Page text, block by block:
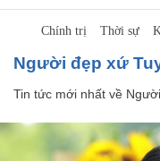
Chính trị Thời sự
Người đẹp xứ
Tin tức mới nhất về